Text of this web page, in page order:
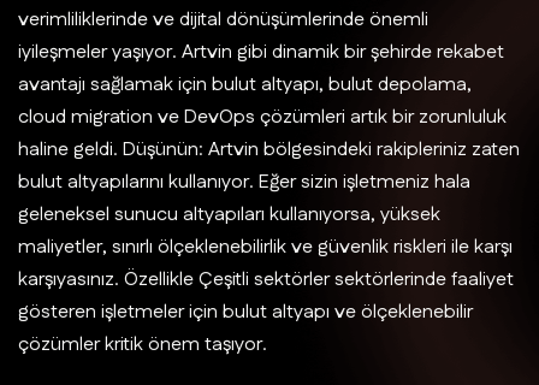
verimliliklerinde ve dijital dönüşümlerinde önemli
iyileşmeler yaşıyor. Artvin gibi dinamik bir şehirde rekabet
avantajı sağlamak için bulut altyapı, bulut depolama,
cloud migration ve DevOps çözümleri artık bir zorunluluk
haline geldi. Düşünün: Artvin bölgesindeki rakipleriniz zaten
bulut altyapılarını kullanıyor. Eğer sizin işletmeniz hala
geleneksel sunucu altyapıları kullanıyorsa, yüksek
maliyetler, sınırlı ölçeklenebilirlik ve güvenlik riskleri ile karşı
karşıyasınız. Özellikle Çeşitli sektörler sektörlerinde faaliyet
gösteren işletmeler için bulut altyapı ve ölçeklenebilir
çözümler kritik önem taşıyor.